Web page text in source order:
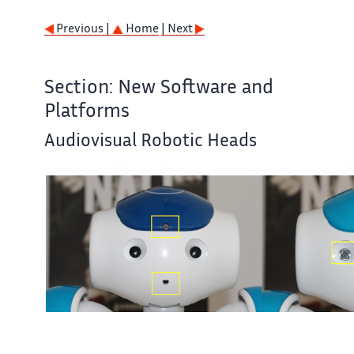
Previous | Home | Next
Section: New Software and
Platforms
Audiovisual Robotic Heads